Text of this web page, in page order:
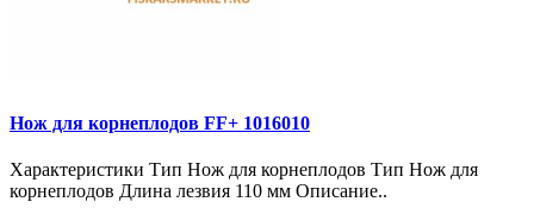
Нож для корнеплодов FF+ 1016010
Характеристики Тип Нож для корнеплодов Тип Нож для
корнеплодов Длина лезвия 110 мм Описание..